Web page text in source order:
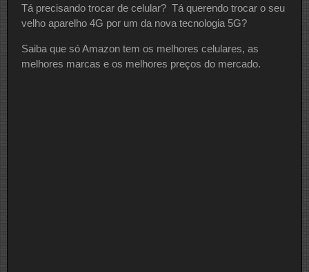
Tá precisando trocar de celular? Tá querendo trocar o seu
velho aparelho 4G por um da nova tecnologia 5G?
Saiba que só Amazon tem os melhores celulares, as
melhores marcas e os melhores preços do mercado.